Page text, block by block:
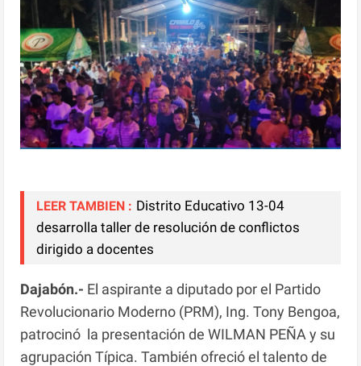
LEER TAMBIEN : Distrito Educativo 13-04
desarrolla taller de resolución de conflictos
dirigido a docentes
Dajabón.- El aspirante a diputado por el Partido
Revolucionario Moderno (PRM), Ing. Tony Bengoa,
patrocinó la presentación de WILMAN PEÑA y su
agrupación Típica. También ofreció el talento de